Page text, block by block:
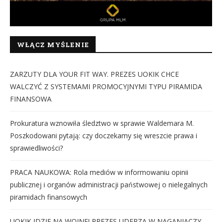
WŁĄCZ MYŚLENIE
ZARZUTY DLA YOUR FIT WAY. PREZES UOKIK CHCE
WALCZYĆ Z SYSTEMAMI PROMOCYJNYMI TYPU PIRAMIDA
FINANSOWA
Prokuratura wznowiła śledztwo w sprawie Waldemara M.
Poszkodowani pytają: czy doczekamy się wreszcie prawa i
sprawiedliwości?
PRACA NAUKOWA: Rola mediów w informowaniu opinii
publicznej i organów administracji państwowej o nielegalnych
piramidach finansowych